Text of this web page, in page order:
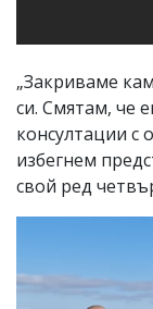
„Закриваме
си. Смятам, че
консултации с
избегнем
свой ред